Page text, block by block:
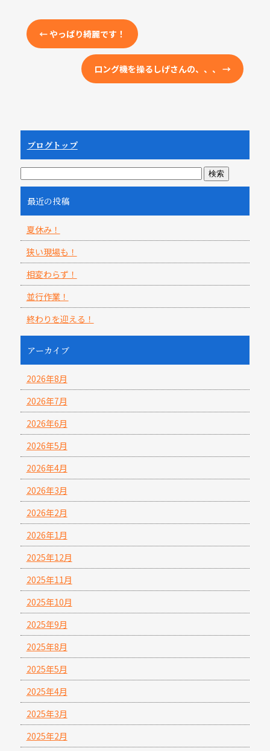
←やっぱり綺麗です！
ロング機を操るしげさんの、、、→
ブログトップ
最近の投稿
夏休み！
狭い現場も！
相変わらず！
並行作業！
終わりを迎える！
アーカイブ
2026年8月
2026年7月
2026年6月
2026年5月
2026年4月
2026年3月
2026年2月
2026年1月
2025年12月
2025年11月
2025年10月
2025年9月
2025年8月
2025年5月
2025年4月
2025年3月
2025年2月